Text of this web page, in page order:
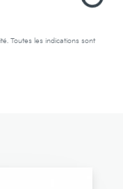
Toutes les indications sont